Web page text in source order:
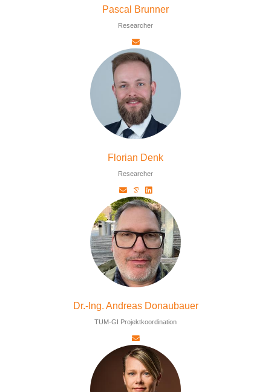
Pascal Brunner
Researcher
Florian Denk
Researcher
Dr.-Ing. Andreas Donaubauer
TUM-GI Projektkoordination